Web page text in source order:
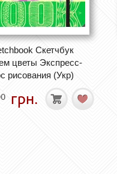
Скетчбук
цветы Экспресс-
рисования (Укр)
грн.